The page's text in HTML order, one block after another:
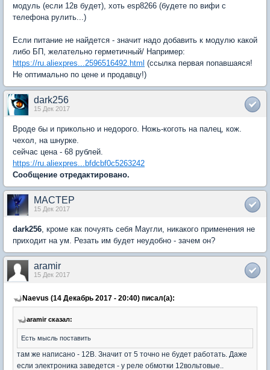
модуль (если 12в будет), хоть esp8266 (будете по вифи с
телефона рулить...)
Если питание не найдется - значит надо добавить к модулю какой
либо БП, желательно герметичный/ Например:
https://ru.aliexpres...2596516492.html (ссылка первая попавшаяся!
Не оптимально по цене и продавцу!)
dark256
15 Дек 2017
Вроде бы и прикольно и недорого. Ножь-коготь на палец, кож.
чехол, на шнурке.
сейчас цена - 68 рублей.
https://ru.aliexpres...bfdcbf0c5263242
Сообщение отредактировано.
MACTEP
15 Дек 2017
dark256 , кроме как почуять себя Маугли, никакого применения не
приходит на ум. Резать им будет неудобно - зачем он?
aramir
15 Дек 2017
Naevus (14 Декабрь 2017 - 20:40) писал(а):
aramir сказал:
Есть мысль поставить
там же написано - 12В. Значит от 5 точно не будет работать. Даже
если электроника заведется - у реле обмотки 12вольтовые..